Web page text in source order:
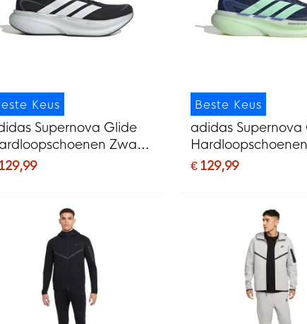
Keus
Supernova Glide
Zwart
Beste Keus
adidas Supernova
Hardloopschoenen
Donkerblauw
€ 129,99